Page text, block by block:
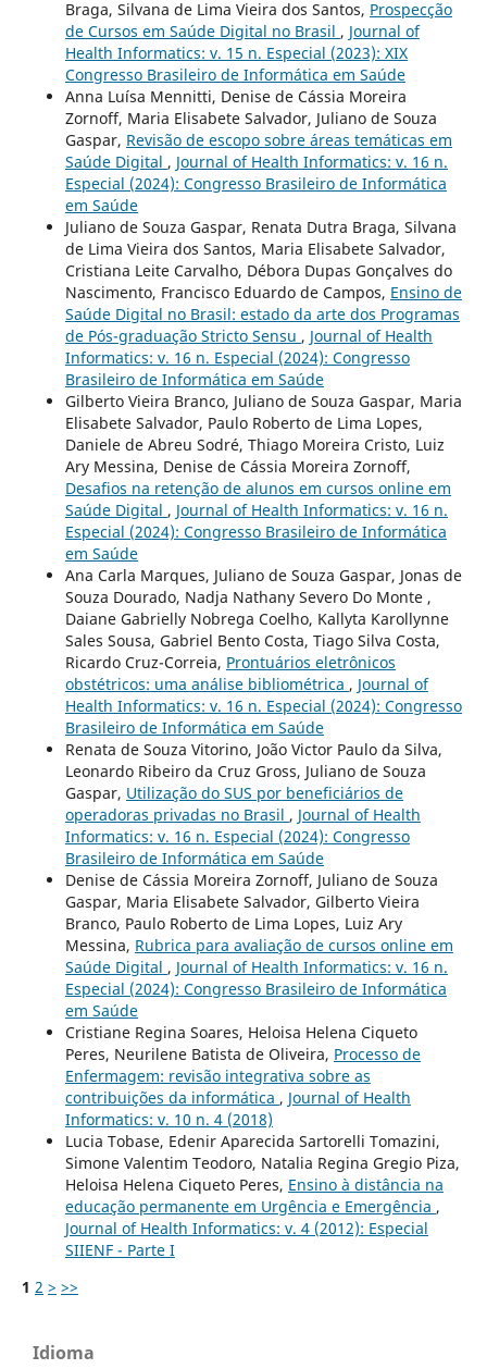
Braga, Silvana de Lima Vieira dos Santos, Prospecção
de Cursos em Saúde Digital no Brasil , Journal of
Health Informatics: v. 15 n. Especial (2023): XIX
Congresso Brasileiro de Informática em Saúde
Anna Luísa Mennitti, Denise de Cássia Moreira
Zornoff, Maria Elisabete Salvador, Juliano de Souza
Gaspar, Revisão de escopo sobre áreas temáticas em
Saúde Digital , Journal of Health Informatics: v. 16 n.
Especial (2024): Congresso Brasileiro de Informática
em Saúde
Juliano de Souza Gaspar, Renata Dutra Braga, Silvana
de Lima Vieira dos Santos, Maria Elisabete Salvador,
Cristiana Leite Carvalho, Débora Dupas Gonçalves do
Nascimento, Francisco Eduardo de Campos, Ensino de
Saúde Digital no Brasil: estado da arte dos Programas
de Pós-graduação Stricto Sensu , Journal of Health
Informatics: v. 16 n. Especial (2024): Congresso
Brasileiro de Informática em Saúde
Gilberto Vieira Branco, Juliano de Souza Gaspar, Maria
Elisabete Salvador, Paulo Roberto de Lima Lopes,
Daniele de Abreu Sodré, Thiago Moreira Cristo, Luiz
Ary Messina, Denise de Cássia Moreira Zornoff,
Desafios na retenção de alunos em cursos online em
Saúde Digital , Journal of Health Informatics: v. 16 n.
Especial (2024): Congresso Brasileiro de Informática
em Saúde
Ana Carla Marques, Juliano de Souza Gaspar, Jonas de
Souza Dourado, Nadja Nathany Severo Do Monte ,
Daiane Gabrielly Nobrega Coelho, Kallyta Karollynne
Sales Sousa, Gabriel Bento Costa, Tiago Silva Costa,
Ricardo Cruz-Correia, Prontuários eletrônicos
obstétricos: uma análise bibliométrica , Journal of
Health Informatics: v. 16 n. Especial (2024): Congresso
Brasileiro de Informática em Saúde
Renata de Souza Vitorino, João Victor Paulo da Silva,
Leonardo Ribeiro da Cruz Gross, Juliano de Souza
Gaspar, Utilização do SUS por beneficiários de
operadoras privadas no Brasil , Journal of Health
Informatics: v. 16 n. Especial (2024): Congresso
Brasileiro de Informática em Saúde
Denise de Cássia Moreira Zornoff, Juliano de Souza
Gaspar, Maria Elisabete Salvador, Gilberto Vieira
Branco, Paulo Roberto de Lima Lopes, Luiz Ary
Messina, Rubrica para avaliação de cursos online em
Saúde Digital , Journal of Health Informatics: v. 16 n.
Especial (2024): Congresso Brasileiro de Informática
em Saúde
Cristiane Regina Soares, Heloisa Helena Ciqueto
Peres, Neurilene Batista de Oliveira, Processo de
Enfermagem: revisão integrativa sobre as
contribuições da informática , Journal of Health
Informatics: v. 10 n. 4 (2018)
Lucia Tobase, Edenir Aparecida Sartorelli Tomazini,
Simone Valentim Teodoro, Natalia Regina Gregio Piza,
Heloisa Helena Ciqueto Peres, Ensino à distância na
educação permanente em Urgência e Emergência ,
Journal of Health Informatics: v. 4 (2012): Especial
SIIENF - Parte I
1 2 > >>
Idioma